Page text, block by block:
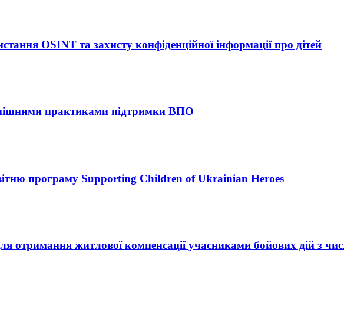
OSINT та захисту конфіденційної інформації про дітей
практиками підтримки ВПО
програму Supporting Children of Ukrainian Heroes
отримання житлової компенсації учасниками бойових дій з